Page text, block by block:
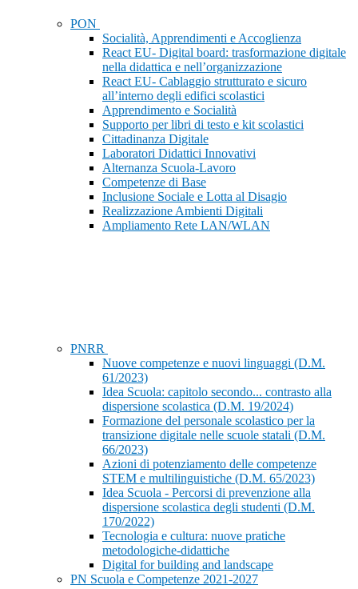
PON
Socialità, Apprendimenti e Accoglienza
React EU- Digital board: trasformazione digitale
nella didattica e nell’organizzazione
React EU- Cablaggio strutturato e sicuro
all’interno degli edifici scolastici
Apprendimento e Socialità
Supporto per libri di testo e kit scolastici
Cittadinanza Digitale
Laboratori Didattici Innovativi
Alternanza Scuola-Lavoro
Competenze di Base
Inclusione Sociale e Lotta al Disagio
Realizzazione Ambienti Digitali
Ampliamento Rete LAN/WLAN
PNRR
Nuove competenze e nuovi linguaggi (D.M.
61/2023)
Idea Scuola: capitolo secondo... contrasto alla
dispersione scolastica (D.M. 19/2024)
Formazione del personale scolastico per la
transizione digitale nelle scuole statali (D.M.
66/2023)
Azioni di potenziamento delle competenze
STEM e multilinguistiche (D.M. 65/2023)
Idea Scuola - Percorsi di prevenzione alla
dispersione scolastica degli studenti (D.M.
170/2022)
Tecnologia e cultura: nuove pratiche
metodologiche-didattiche
Digital for building and landscape
PN Scuola e Competenze 2021-2027